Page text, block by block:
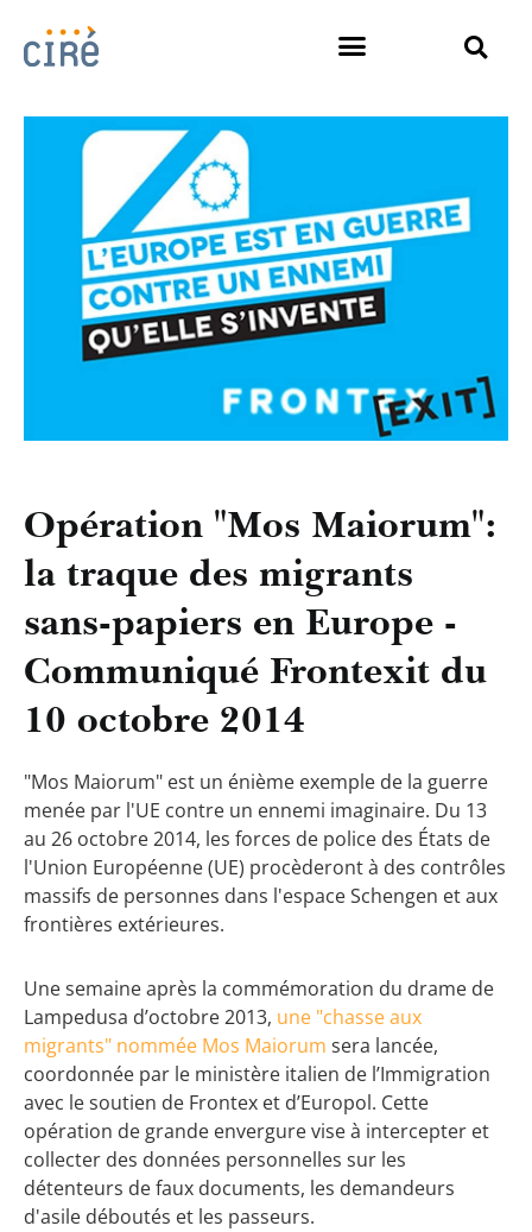
Opération "Mos Maiorum":
la traque des migrants
sans-papiers en Europe -
Communiqué Frontexit du
10 octobre 2014
"Mos Maiorum" est un énième exemple de la guerre
menée par l'UE contre un ennemi imaginaire. Du 13
au 26 octobre 2014, les forces de police des États de
l'Union Européenne (UE) procèderont à des contrôles
massifs de personnes dans l'espace Schengen et aux
frontières extérieures.
Une semaine après la commémoration du drame de
Lampedusa d’octobre 2013, une "chasse aux
migrants" nommée Mos Maiorum sera lancée,
coordonnée par le ministère italien de l’Immigration
avec le soutien de Frontex et d’Europol. Cette
opération de grande envergure vise à intercepter et
collecter des données personnelles sur les
détenteurs de faux documents, les demandeurs
d'asile déboutés et les passeurs.